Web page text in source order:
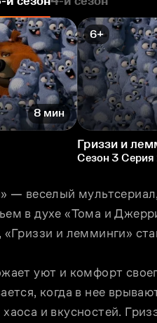
8 мин
6+
Гриззи и
Сезон 3 Серия
— веселый
в духе «Тома и
и лемминги»
уют и комфорт
когда в нее
и вкусностей.